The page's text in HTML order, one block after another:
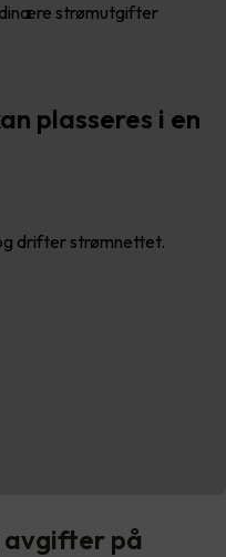
strømutgifter
plasseres i en
drifter strømnettet.
avgifter på